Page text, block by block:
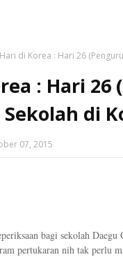
di Korea : Hari 26
: Hari 26
di
07, 2015
bagi sekolah
pertukaran nih tak perlu